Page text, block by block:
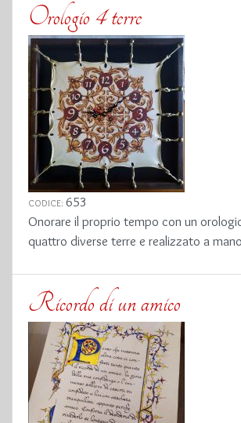
Orologio 4 terre
CODICE: 653
Onorare il proprio tempo con un
quattro diverse terre e realizzato a
Ricordo di un amico